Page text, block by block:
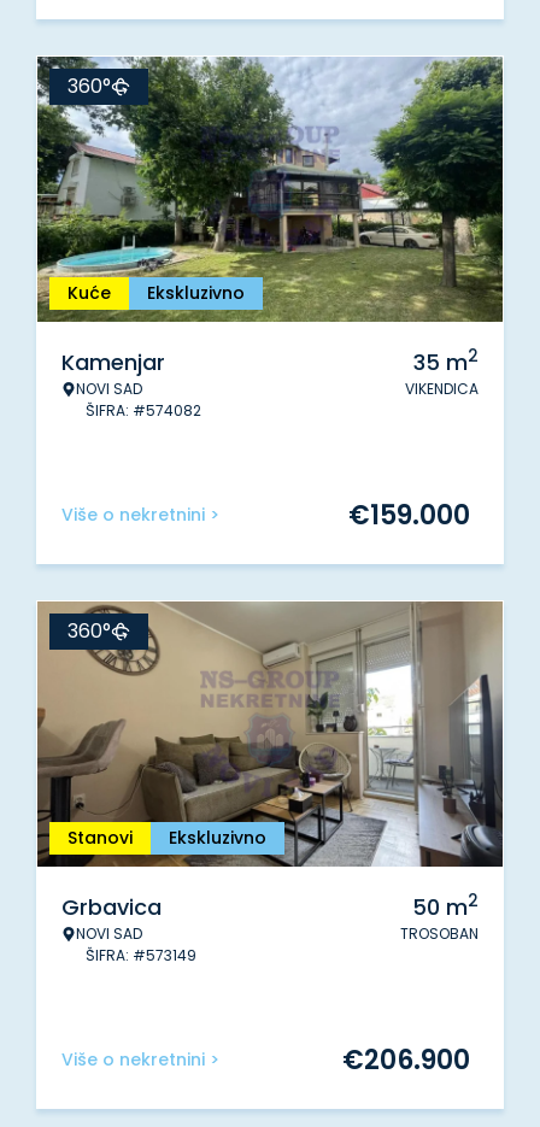
Kuće Ekskluzivno
360°
Kamenjar
NOVI SAD
ŠIFRA: #574082
35 m2
VIKENDICA
Više o nekretnini > €159.000
Stanovi Ekskluzivno
360°
Grbavica
NOVI SAD
ŠIFRA: #573149
50 m2
TROSOBAN
Više o nekretnini > €206.900